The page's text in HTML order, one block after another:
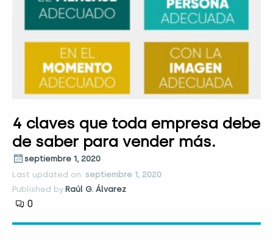
4 claves que toda empresa debe
de saber para vender más.
septiembre 1, 2020
Last updated on: septiembre 1, 2020
Published by:Raúl G. Álvarez
0